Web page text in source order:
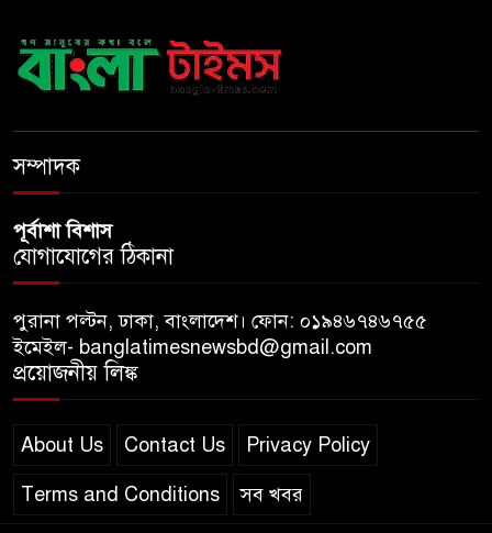
বাংলাদেশে এলো থাইল্যান্ডের শীর্ষ
কফি ব্র্যান্ড ‘ক্যাফে আমাজন
সম্পাদক
পূর্বাশা বিশাস
যোগাযোগের ঠিকানা
পুরানা পল্টন, ঢাকা, বাংলাদেশ। ফোন: ০১৯৪৬৭৪৬৭৫৫
ইমেইল- banglatimesnewsbd@gmail.com
প্রয়োজনীয় লিঙ্ক
About Us Contact Us Privacy Policy
Terms and Conditions সব খবর